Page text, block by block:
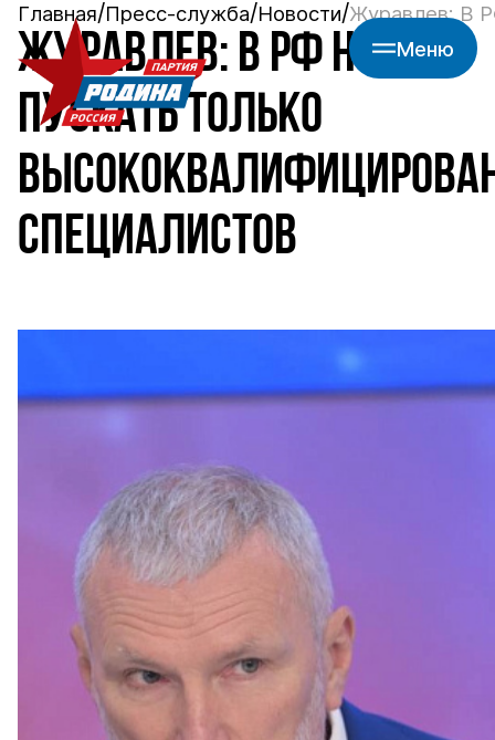
Меню
Главная Пресс-служба Новости Журавлев: В
ЖУРАВЛЕВ: В РФ НУЖНО
ПУСКАТЬ ТОЛЬКО
СПЕЦИАЛИСТОВ